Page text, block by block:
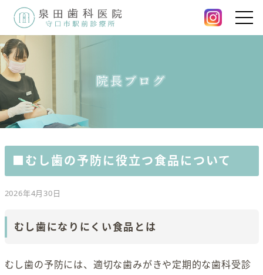
院長ブログ
■むし歯の予防に役立つ食品について
2026年4月30日
むし歯になりにくい食品とは
むし歯の予防には、適切な歯みがきや定期的な歯科受診